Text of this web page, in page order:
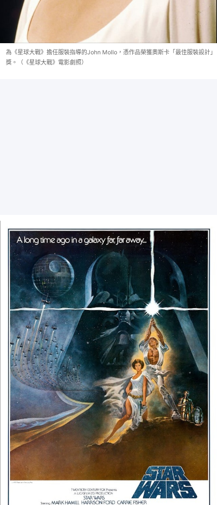
為《星球大戰》擔任服裝指導的John Mollo，憑作品榮獲奧斯卡「最佳服裝設計」
獎。（《星球大戰》電影劇照）